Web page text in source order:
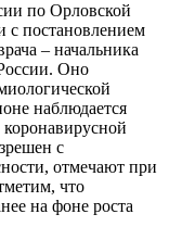
по Орловской
с постановлением
– начальника
Оно
наблюдается
коронавирусной
с
отмечают при
что
на фоне роста